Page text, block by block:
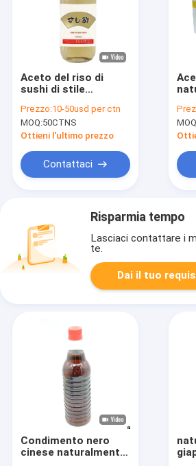
Aceto del riso di
sushi di stile
mesi di tempo dello
scaffale
Prezzo:10-50usd per ctn
MOQ:50CTNS
Ottieni l'ultimo prezzo
Contattaci
Risparmia tempo
Lasciaci contattare i
te.
Dai il tuo
Condimento nero
cinese naturalmente